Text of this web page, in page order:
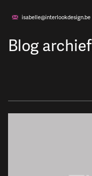
isabelle@interlookdesign.be
Blog archief